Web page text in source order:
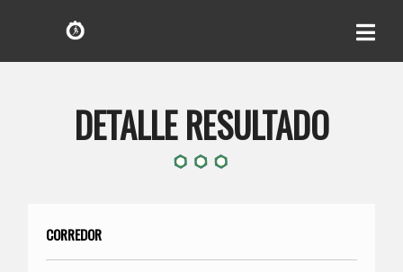
DETALLE RESULTADO
CORREDOR